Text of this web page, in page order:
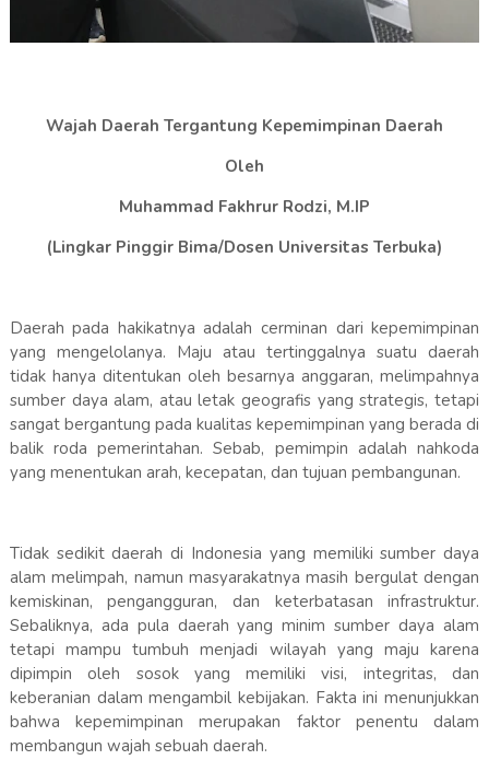
Wajah Daerah Tergantung Kepemimpinan Daerah
Oleh
Muhammad Fakhrur Rodzi, M.IP
(Lingkar Pinggir Bima/Dosen Universitas Terbuka)
Daerah pada hakikatnya adalah cerminan dari kepemimpinan
yang mengelolanya. Maju atau tertinggalnya suatu daerah
tidak hanya ditentukan oleh besarnya anggaran, melimpahnya
sumber daya alam, atau letak geografis yang strategis, tetapi
sangat bergantung pada kualitas kepemimpinan yang berada di
balik roda pemerintahan. Sebab, pemimpin adalah nahkoda
yang menentukan arah, kecepatan, dan tujuan pembangunan.
Tidak sedikit daerah di Indonesia yang memiliki sumber daya
alam melimpah, namun masyarakatnya masih bergulat dengan
kemiskinan, pengangguran, dan keterbatasan infrastruktur.
Sebaliknya, ada pula daerah yang minim sumber daya alam
tetapi mampu tumbuh menjadi wilayah yang maju karena
dipimpin oleh sosok yang memiliki visi, integritas, dan
keberanian dalam mengambil kebijakan. Fakta ini menunjukkan
bahwa kepemimpinan merupakan faktor penentu dalam
membangun wajah sebuah daerah.